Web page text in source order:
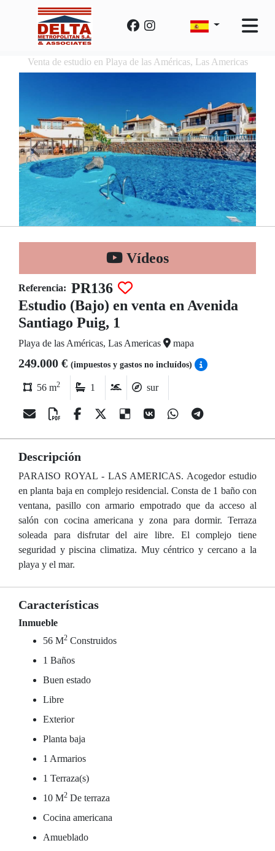
Venta de estudio en Playa de las Américas, Las Americas
Vídeos
Referencia: PR136
Estudio (Bajo) en venta en Avenida
Santiago Puig, 1
Playa de las Américas, Las Americas mapa
249.000 € (impuestos y gastos no incluídos)
56 m2 1 sur
Descripción
PARAISO ROYAL - LAS AMERICAS. Acogedor estudio
en planta baja en complejo residencial. Consta de 1 baño con
ventana, pasillo con armario empotrado que da acceso al
salón con cocina americana y zona para dormir. Terraza
soleada para disfrutar del aire libre. El complejo tiene
seguridad y piscina climatiza. Muy céntrico y cercano a la
playa y el mar.
Características
Inmueble
56 M2 Construidos
1 Baños
Buen estado
Libre
Exterior
Planta baja
1 Armarios
1 Terraza(s)
10 M2 De terraza
Cocina americana
Amueblado